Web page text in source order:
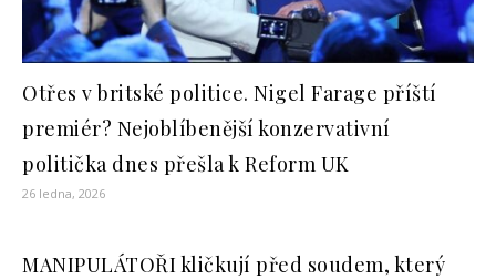
Otřes v britské politice. Nigel Farage příští
premiér? Nejoblíbenější konzervativní
politička dnes přešla k Reform UK
26 ledna, 2026
MANIPULÁTOŘI kličkují před soudem, který